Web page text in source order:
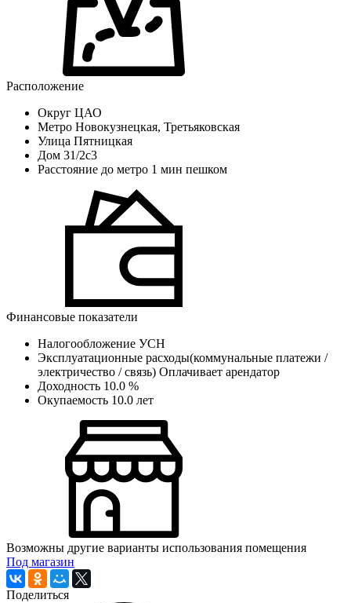
Расположение
Округ ЦАО
Метро Новокузнецкая, Третьяковская
Улица Пятницкая
Дом 31/2с3
Расстояние до метро 1 мин пешком
Финансовые показатели
Налогообложение УСН
Эксплуатационные расходы(коммунальные платежи /
электричество / связь) Оплачивает арендатор
Доходность 10.0 %
Окупаемость 10.0 лет
Возможны другие варианты использования помещения
Под магазин
Поделиться